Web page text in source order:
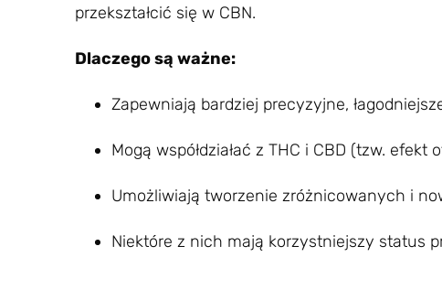
przekształcić się w CBN.
Dlaczego są ważne:
Zapewniają bardziej precyzyjne,
Mogą współdziałać z THC i CBD (tzw. efekt
Umożliwiają tworzenie zróżnicowanych i
Niektóre z nich mają korzystniejszy status